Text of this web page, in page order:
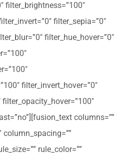
filter_brightness=”100″
filter_sepia=”0″
filter_hue_hover=”0″
filter_invert_hover=”0″
filter_opacity_hover=”100″
columns=””
rule_color=””